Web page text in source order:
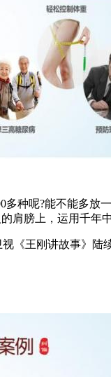
呢?能不能多放
膀上，运用千年
《王刚讲故事》陆